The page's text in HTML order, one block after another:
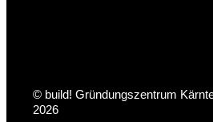
© build! Gründungszentrum
2026